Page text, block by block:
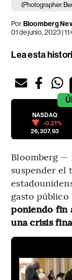
(Photographer:
PorBloomberg
01 de junio, 2023 |
Lea esta
NASDAQ
-0.21%
26,307.93
Bloomberg —
suspender el
gasto público
poniendo fin
una crisis